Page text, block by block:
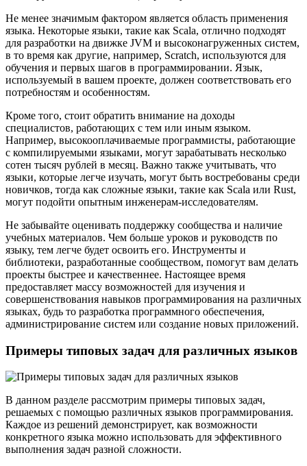
Не менее значимым фактором является область применения
языка. Некоторые языки, такие как Scala, отлично подходят
для разработки на движке JVM и высоконагруженных систем,
в то время как другие, например, Scratch, используются для
обучения и первых шагов в программировании. Язык,
используемый в вашем проекте, должен соответствовать его
потребностям и особенностям.
Кроме того, стоит обратить внимание на доходы
специалистов, работающих с тем или иным языком.
Например, высокооплачиваемые программисты, работающие
с компилируемыми языками, могут зарабатывать несколько
сотен тысяч рублей в месяц. Важно также учитывать, что
языки, которые легче изучать, могут быть востребованы среди
новичков, тогда как сложные языки, такие как Scala или Rust,
могут подойти опытным инженерам-исследователям.
Не забывайте оценивать поддержку сообщества и наличие
учебных материалов. Чем больше уроков и руководств по
языку, тем легче будет освоить его. Инструменты и
библиотеки, разработанные сообществом, помогут вам делать
проекты быстрее и качественнее. Настоящее время
предоставляет массу возможностей для изучения и
совершенствования навыков программирования на различных
языках, будь то разработка программного обеспечения,
администрирование систем или создание новых приложений.
Примеры типовых задач для различных языков
В данном разделе рассмотрим примеры типовых задач,
решаемых с помощью различных языков программирования.
Каждое из решений демонстрирует, как возможности
конкретного языка можно использовать для эффективного
выполнения задач разной сложности.